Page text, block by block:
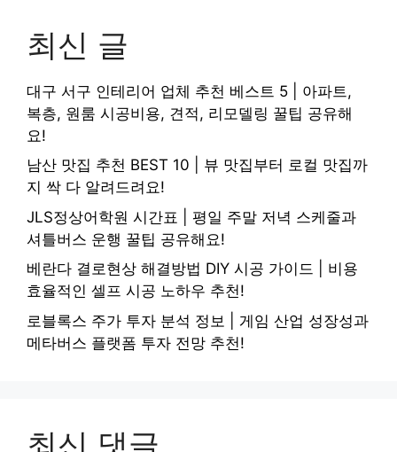
최신 글
대구 서구 인테리어 업체 추천 베스트 5 | 아파트,
복층, 원룸 시공비용, 견적, 리모델링 꿀팁 공유해
요!
남산 맛집 추천 BEST 10 | 뷰 맛집부터 로컬 맛집까
지 싹 다 알려드려요!
JLS정상어학원 시간표 | 평일 주말 저녁 스케줄과
셔틀버스 운행 꿀팁 공유해요!
베란다 결로현상 해결방법 DIY 시공 가이드 | 비용
효율적인 셀프 시공 노하우 추천!
로블록스 주가 투자 분석 정보 | 게임 산업 성장성과
메타버스 플랫폼 투자 전망 추천!
최신 댓글